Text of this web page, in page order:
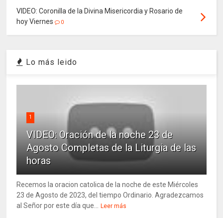
VIDEO: Coronilla de la Divina Misericordia y Rosario de
hoy Viernes
0
Lo más leido
1
VIDEO: Oración de la noche 23 de
Agosto Completas de la Liturgia de las
horas
Recemos la oracion catolica de la noche de este Miércoles
23 de Agosto de 2023, del tiempo Ordinario. Agradezcamos
al Señor por este día que... Leer más